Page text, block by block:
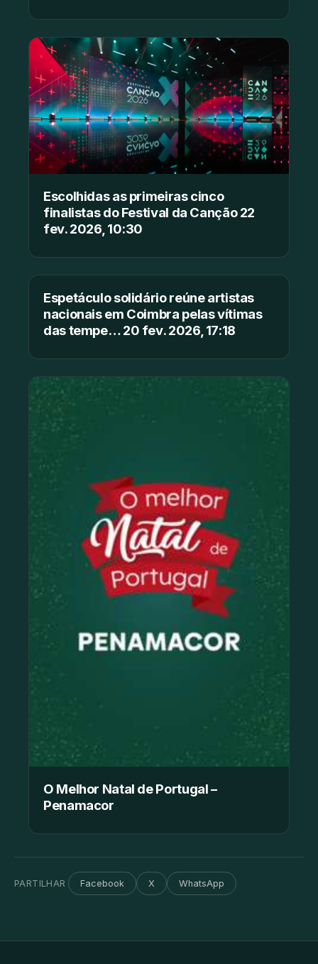
Escolhidas as primeiras cinco
finalistas do Festival da Canção 22
fev. 2026, 10:30
Espetáculo solidário reúne artistas
nacionais em Coimbra pelas vítimas
das tempe… 20 fev. 2026, 17:18
O Melhor Natal de Portugal –
Penamacor
PARTILHAR Facebook X WhatsApp